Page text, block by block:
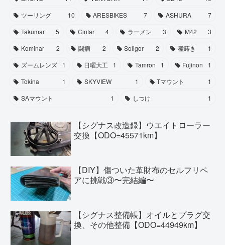
ツーリング
10 ARESBIKES 7 ASHURA
7
Takumar
5 Cintar 4 ラーメン 3 M42
3
Kominar
2 闘病 2 Soligor 2 種蒔き
1
ズームレンズ
1 日曜大工 1 Tamron 1 Fujinon
1
Tokina
1 SKYVIEW 1 Tマウント
1
SAマウント
1 しつけ 1
【シグナス改造録】ウエイトローラー
交換【ODO=45571km】
【DIY】傷ついた革財布のセルフリペ
アに挑戦③〜完結編〜
【シグナス整備帳】オイルとプラグ交
換、その他整備【ODO=44949km】